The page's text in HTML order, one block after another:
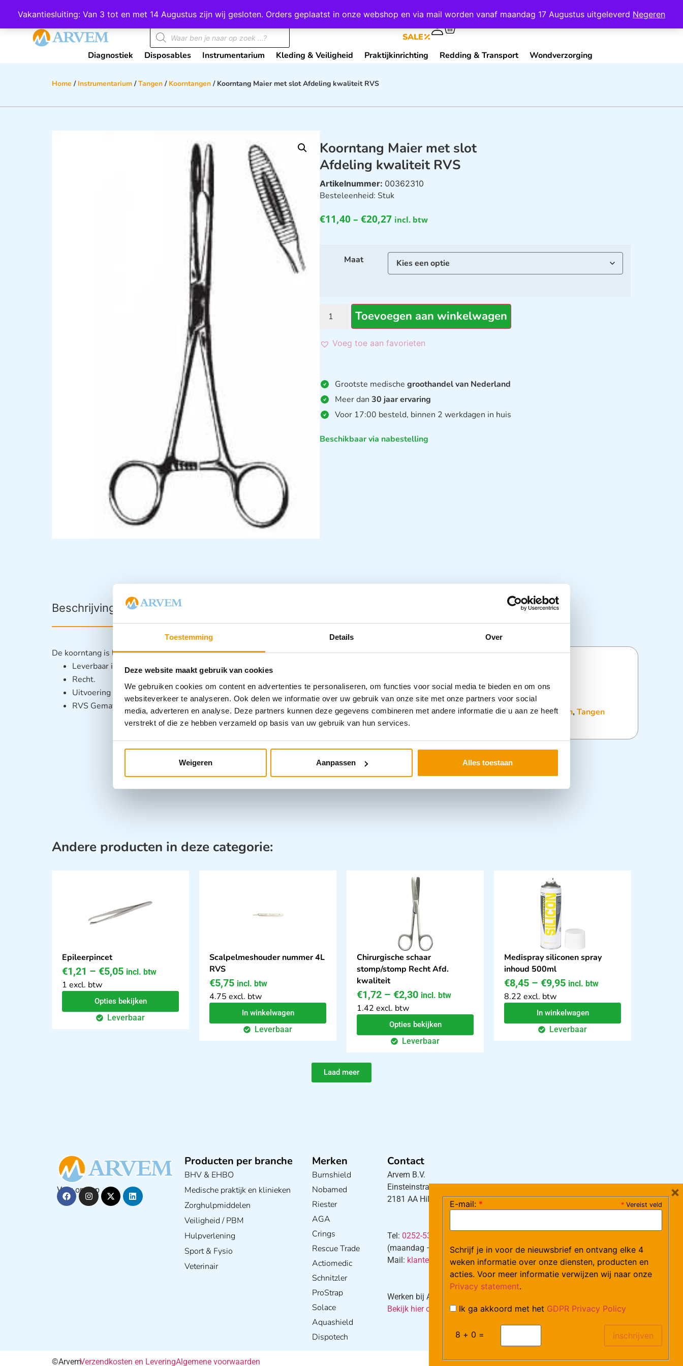
Toestemming Details Over
Deze website maakt gebruik van cookies
We gebruiken cookies om content en advertenties te personaliseren, om functies voor social media te bieden en om ons
websiteverkeer te analyseren. Ook delen we informatie over uw gebruik van onze site met onze partners voor social
media, adverteren en analyse. Deze partners kunnen deze gegevens combineren met andere informatie die u aan ze heeft
verstrekt of die ze hebben verzameld op basis van uw gebruik van hun services.
Weigeren Aanpassen Alles toestaan
Vakantiesluiting: Van 3 tot en met 14 Augustus zijn wij gesloten. Orders geplaatst in onze webshop en via mail worden vanaf maandag 17 Augustus uitgeleverd Negeren
Wij scoren een 4,8 op Google Mijn Account Contact
SALE
Diagnostiek Disposables Instrumentarium Kleding & Veiligheid Praktijkinrichting Redding & Transport Wondverzorging
Home / Instrumentarium /Tangen / Koorntangen / Koorntang Maier met slot Afdeling kwaliteit RVS
Koorntang Maier met slot
Afdeling kwaliteit RVS
Artikelnummer: 00362310
Besteleenheid: Stuk
€11,40– €20,27 incl. btw
Maat
Toevoegen aan winkelwagen
Voeg toe aan favorieten
Grootste medischegroothandel van Nederland
Meer dan30 jaar ervaring
Voor 17:00 besteld, binnen 2 werkdagen in huis
Beschikbaar via nabestelling
Beschrijving Downloads
De koorntang is leverbaar met en zonder crèm ( slot )
Leverbaar in 5 afmetingen.
Recht.
Uitvoering Poli kwaliteit
RVS Gematteerd
Categorieën: Instrumentarium,Koorntangen,Tangen
Andere producten in deze categorie:
Epileerpincet
€1,21 – €5,05 incl. btw
1 excl. btw
Opties bekijken
Leverbaar
Scalpelmeshouder nummer 4L
RVS
€5,75 incl. btw
4.75 excl. btw
In winkelwagen
Leverbaar
Chirurgische schaar
stomp/stomp Recht Afd.
kwaliteit
€1,72 – €2,30 incl. btw
1.42 excl. btw
Opties bekijken
Leverbaar
Medispray siliconen spray
inhoud 500ml
€8,45 – €9,95 incl. btw
8.22 excl. btw
In winkelwagen
Leverbaar
Laad meer
Volg ons op
Producten per branche
BHV & EHBO
Medische praktijk en klinieken
Zorghulpmiddelen
Veiligheid / PBM
Hulpverlening
Sport & Fysio
Veterinair
Merken
Burnshield
Nobamed
Riester
AGA
Crings
Rescue Trade
Actiomedic
Schnitzler
ProStrap
Solace
Aquashield
Dispotech
Contact
Arvem B.V.
Einsteinstraat 5
2181 AA Hillegom
Tel: 0252-533256
(maandag – donderdag 08:30-17:15 uur / vrijdag 08:30-16:00 uur)
Mail: klantenservice@arvem.nl
Werken bij Arvem?
Bekijk hier onze vacatures.
©ArvemVerzendkosten en LeveringAlgemene voorwaarden
* Vereist veld
E-mail: *
Schrijf je in voor de nieuwsbrief en ontvang elke 4
weken informatie over onze diensten, producten en
acties. Voor meer informatie verwijzen wij naar onze
Privacy statement.
Ik ga akkoord met het GDPR Privacy Policy
8 + 0 =
×